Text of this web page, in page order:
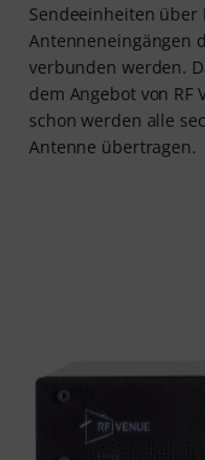
Sendeeinheiten über
Antenneneingängen
verbunden werden.
dem Angebot von RF
schon werden alle
Antenne übertragen.